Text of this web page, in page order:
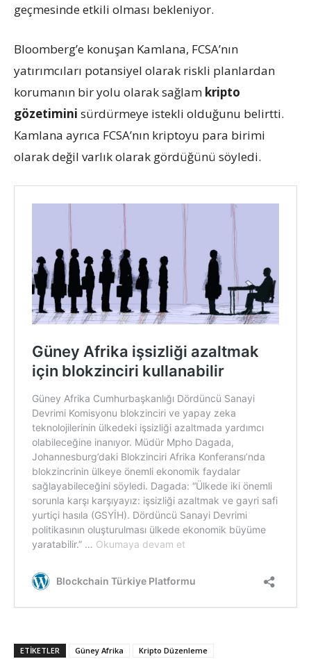
geçmesinde etkili olması bekleniyor.
Bloomberg’e konuşan Kamlana, FCSA’nın
yatırımcıları potansiyel olarak riskli planlardan
korumanın bir yolu olarak sağlam kripto
gözetimini sürdürmeye istekli olduğunu belirtti.
Kamlana ayrıca FCSA’nın kriptoyu para birimi
olarak değil varlık olarak gördüğünü söyledi.
ETIKETLER Güney Afrika Kripto Düzenleme